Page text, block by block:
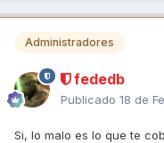
Administradores
fededb
Publicado 18 de
Si, lo malo es lo que te